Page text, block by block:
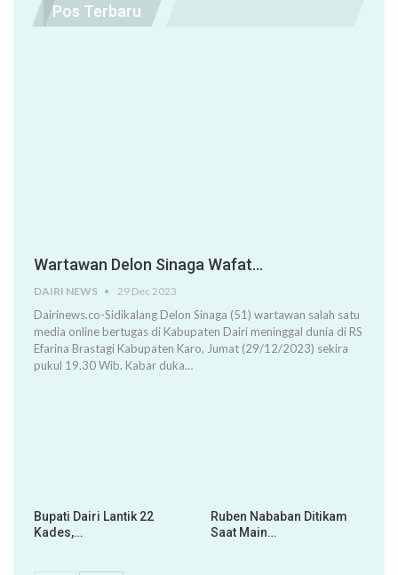
Pos Terbaru
Wartawan Delon Sinaga Wafat…
DAIRI NEWS 29 Dec 2023
Dairinews.co-Sidikalang Delon Sinaga (51) wartawan salah satu
media online bertugas di Kabupaten Dairi meninggal dunia di RS
Efarina Brastagi Kabupaten Karo, Jumat (29/12/2023) sekira
pukul 19.30 Wib. Kabar duka…
Bupati Dairi Lantik 22
Kades,…
Ruben Nababan Ditikam
Saat Main…